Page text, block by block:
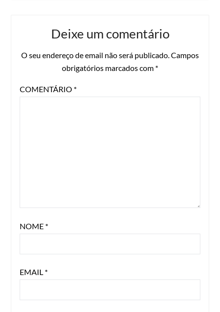
Deixe um comentário
O seu endereço de email não será publicado.Campos
obrigatórios marcados com *
COMENTÁRIO *
NOME *
EMAIL *